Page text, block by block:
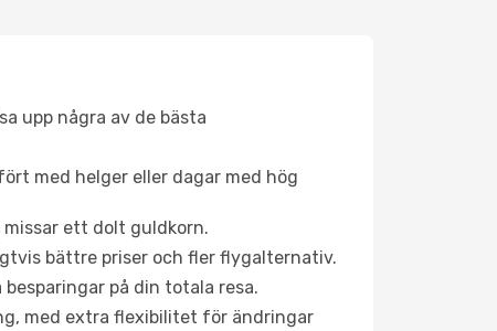
upp några av de bästa
med helger eller dagar med hög
ett dolt guldkorn.
bättre priser och fler flygalternativ.
på din totala resa.
med extra flexibilitet för ändringar